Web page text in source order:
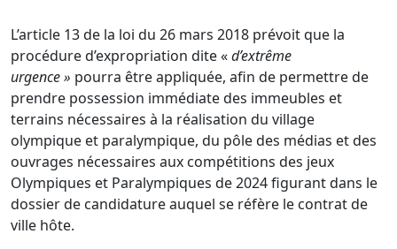
L’article 13 de la loi du 26 mars 2018 prévoit que la
procédure d’expropriation dite «d’extrême
urgence » pourra être appliquée, afin de permettre de
prendre possession immédiate des immeubles et
terrains nécessaires à la réalisation du village
olympique et paralympique, du pôle des médias et des
ouvrages nécessaires aux compétitions des jeux
Olympiques et Paralympiques de 2024 figurant dans le
dossier de candidature auquel se réfère le contrat de
ville hôte.